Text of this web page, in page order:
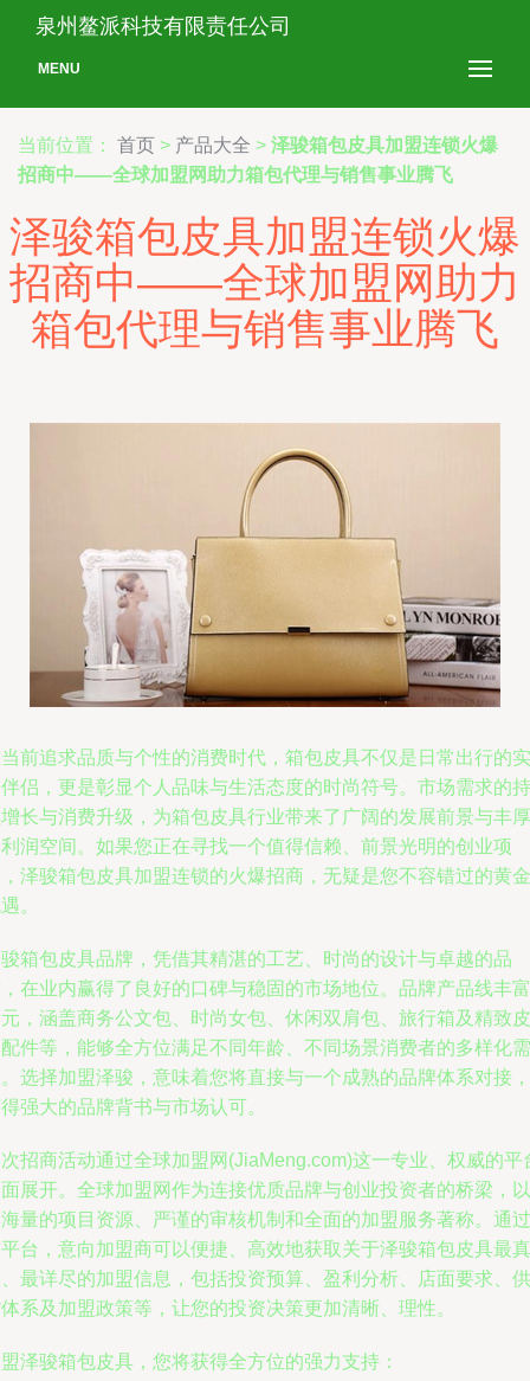
泉州鳌派科技有限责任公司
MENU
当前位置： 首页 > 产品大全 > 泽骏箱包皮具加盟连锁火爆
招商中——全球加盟网助力箱包代理与销售事业腾飞
泽骏箱包皮具加盟连锁火爆
招商中——全球加盟网助力
箱包代理与销售事业腾飞
前追求品质与个性的消费时代，箱包皮具不仅是日常出行的实
侣，更是彰显个人品味与生活态度的时尚符号。市场需求的持
长与消费升级，为箱包皮具行业带来了广阔的发展前景与丰厚
润空间。如果您正在寻找一个值得信赖、前景光明的创业项
泽骏箱包皮具加盟连锁的火爆招商，无疑是您不容错过的黄金
。
箱包皮具品牌，凭借其精湛的工艺、时尚的设计与卓越的品
在业内赢得了良好的口碑与稳固的市场地位。品牌产品线丰富
，涵盖商务公文包、时尚女包、休闲双肩包、旅行箱及精致皮
件等，能够全方位满足不同年龄、不同场景消费者的多样化需
选择加盟泽骏，意味着您将直接与一个成熟的品牌体系对接，
强大的品牌背书与市场认可。
招商活动通过全球加盟网(JiaMeng.com)这一专业、权威的平
展开。全球加盟网作为连接优质品牌与创业投资者的桥梁，以
量的项目资源、严谨的审核机制和全面的加盟服务著称。通过
台，意向加盟商可以便捷、高效地获取关于泽骏箱包皮具最真
最详尽的加盟信息，包括投资预算、盈利分析、店面要求、供
系及加盟政策等，让您的投资决策更加清晰、理性。
泽骏箱包皮具，您将获得全方位的强力支持：